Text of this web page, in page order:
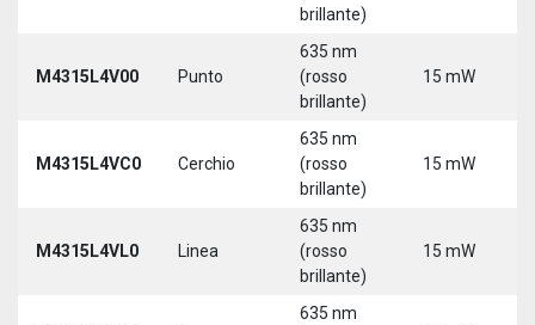
brillante)
M4315L4V00 Punto
635 nm
(rosso
brillante)
15 mW
M4315L4VC0 Cerchio
635 nm
(rosso
brillante)
15 mW
M4315L4VL0 Linea
635 nm
(rosso
brillante)
15 mW
635 nm